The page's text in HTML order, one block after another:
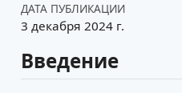
ДАТА ПУБЛИКАЦИИ
3 декабря 2024 г.
Введение